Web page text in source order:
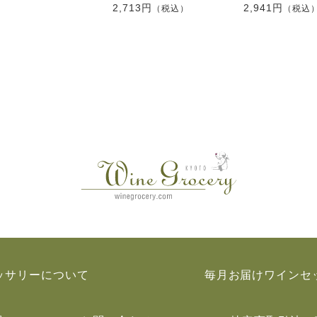
2,713円 （税込） 2,941円 （税込
サリーについて 毎月お届けワインセ